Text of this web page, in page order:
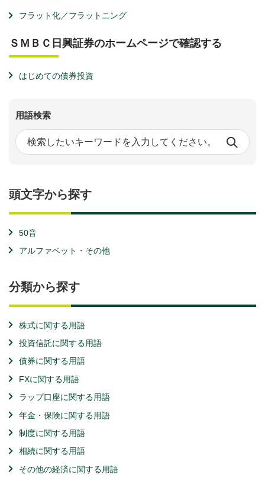
フラット化／フラットニング
ＳＭＢＣ日興証券のホームページで確認する
はじめての債券投資
用語検索
頭文字から探す
50音
アルファベット・その他
分類から探す
株式に関する用語
投資信託に関する用語
債券に関する用語
FXに関する用語
ラップ口座に関する用語
年金・保険に関する用語
制度に関する用語
相続に関する用語
その他の経済に関する用語